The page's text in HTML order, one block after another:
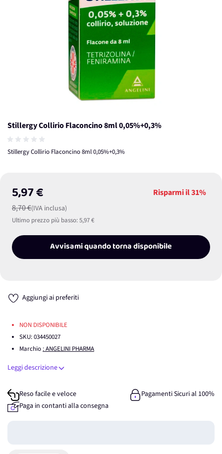
Stillergy Collirio Flaconcino 8ml 0,05%+0,3%
Stillergy Collirio Flaconcino 8ml 0,05%+0,3%
5,97 €
8,70 €(IVA inclusa)
Risparmi il31%
Ultimo prezzo più basso:5,97 €
Avvisami quando torna disponibile
Aggiungi ai preferiti
NON DISPONIBILE
SKU:034450027
Marchio : ANGELINI PHARMA
Leggi descrizione
Reso facile e veloce
Pagamenti Sicuri al 100%
Paga in contanti alla consegna